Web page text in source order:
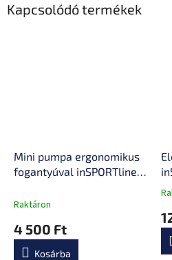
Kapcsolódó termékek
Mini pumpa ergonomikus
fogantyúval inSPORTline
Raktáron
4 500 Ft
Kosárba
A